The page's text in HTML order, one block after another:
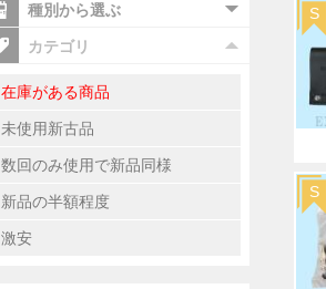
S
S
種別から選ぶ
カテゴリ
在庫がある商品
未使用新古品
数回のみ使用で新品同様
新品の半額程度
激安